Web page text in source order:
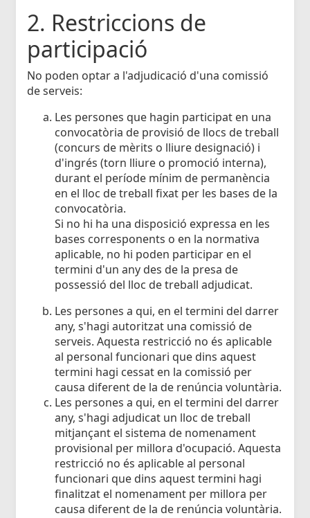
2. Restriccions de
participació
No poden optar a l'adjudicació d'una comissió
de serveis:
Les persones que hagin participat en una
convocatòria de provisió de llocs de treball
(concurs de mèrits o lliure designació) i
d'ingrés (torn lliure o promoció interna),
durant el període mínim de permanència
en el lloc de treball fixat per les bases de la
convocatòria.
Si no hi ha una disposició expressa en les
bases corresponents o en la normativa
aplicable, no hi poden participar en el
termini d'un any des de la presa de
possessió del lloc de treball adjudicat.
Les persones a qui, en el termini del darrer
any, s'hagi autoritzat una comissió de
serveis. Aquesta restricció no és aplicable
al personal funcionari que dins aquest
termini hagi cessat en la comissió per
causa diferent de la de renúncia voluntària.
Les persones a qui, en el termini del darrer
any, s'hagi adjudicat un lloc de treball
mitjançant el sistema de nomenament
provisional per millora d'ocupació. Aquesta
restricció no és aplicable al personal
funcionari que dins aquest termini hagi
finalitzat el nomenament per millora per
causa diferent de la de renúncia voluntària.